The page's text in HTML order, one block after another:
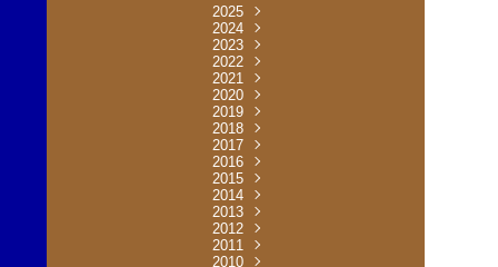
2025
Novembre
Juillet(1)
Mai
(1)
Avril
(1)
Janvier(1)
2024
Novembre
Octobre
Août
(1)
Mai
(8)
Avril
(2)
Mars
(1)
Février(1)
Janvier(2)
2023
Décembre
Novembre
Octobre
Juin
(29)
Mai (31)
Avril
(2)
2022
Décembre
Novembre
Octobre
Août
(33)
Juillet
(32)
Juin
(1)
Mai (35)
Avril
(31)
Mars
(32)
Février(2)
Janvier(30)
2021
Décembre
Novembre
Octobre(30)
Septembre
Août
(30)
Juillet(2)
Mai (30)
Avril
(3)
2020
Décembre
Novembre
Octobre(17)
Septembre
Mai (30)
Avril
(13)
Mars
(1)
2019
Octobre
Mai (30)
Avril
(5)
Mars
(31)
Février(3)
2018
Décembre
Novembre
Octobre
Août
(2)
Juin
(5)
Mai (30)
Avril
(31)
Mars
(3)
2017
Décembre
Novembre
Octobre
Août
(30)
Juillet
(33)
Juin
(4)
Mai (32)
2016
Décembre
Novembre
Octobre
Septembre
Août
(2)
Juin
(4)
2015
Décembre
Novembre
Octobre
Septembre
Août
(4)
2014
Septembre
Août
(3)
Juillet(6)
Juin
(31)
2013
Décembre
Novembre
Octobre
2012
Décembre
Novembre
2011
Décembre
2010